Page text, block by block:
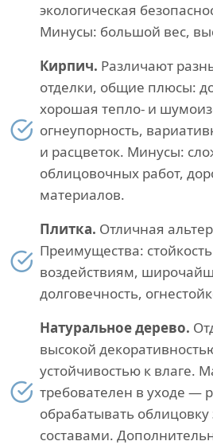
экологическая
Минусы: большой вес,
Кирпич. Различают
отделки, общие плюсы:
хорошая тепло- и
огнеупорность,
и расцветок. Минусы:
облицовочных работ,
материалов.
Плитка. Отличная
Преимущества:
воздействиям,
долговечность,
Натуральное дерево.
высокой
устойчивостью к влаге.
требователен в уходе —
обрабатывать
составами.